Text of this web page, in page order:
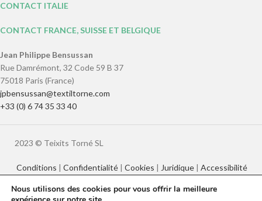
CONTACT ITALIE
CONTACT FRANCE, SUISSE ET BELGIQUE
Jean Philippe Bensussan
Rue Damrémont, 32 Code 59 B 37
75018 Paris (France)
jpbensussan@textiltorne.com
+33 (0) 6 74 35 33 40
2023 © Teixits Torné SL
Conditions | Confidentialité| Cookies | Juridique| Accessibilité
Nous utilisons des cookies pour vous offrir la meilleure